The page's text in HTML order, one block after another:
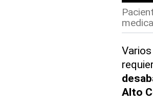
Alto